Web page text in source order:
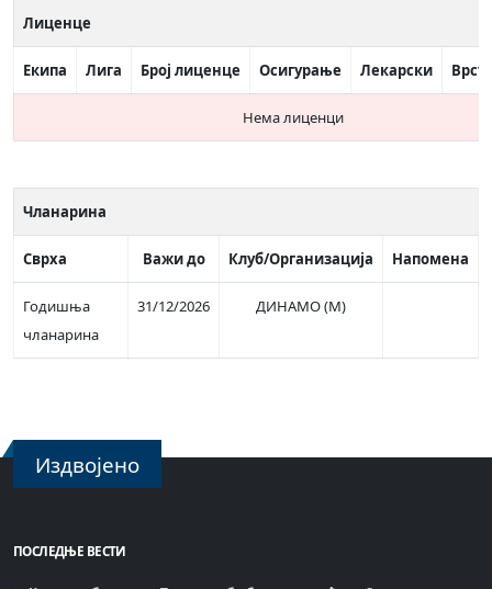
Лиценце
Екипа Лига Број лиценце Осигурање Лекарски
Нема лиценци
Чланарина
Сврха Важи до Клуб/Организација Напомена
Годишња
чланарина
31/12/2026 ДИНАМО (М)
Издвојено
ПОСЛЕДЊЕ ВЕСТИ